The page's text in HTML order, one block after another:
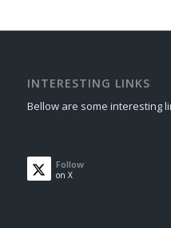
INTERESTING LINKS
Bellow are some interesting
Follow
on X